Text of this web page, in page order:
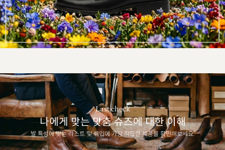
Last check
나에게 맞는 맞춤 슈즈에 대한 이해
발 특성에 맞는 라스트 및 쉐입에 가장 적합한 제품을 확인해보세요.